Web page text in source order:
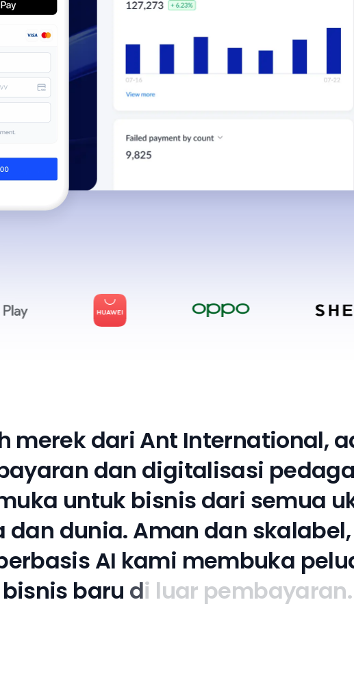
merekdari Ant International, a
ayaran dan digitalisasi pedaga
uka untuk bisnis dari semua u
dan dunia. Aman dan skalabel,
erbasis AI kami membuka pelu
bisnis baru di luar pembayaran.